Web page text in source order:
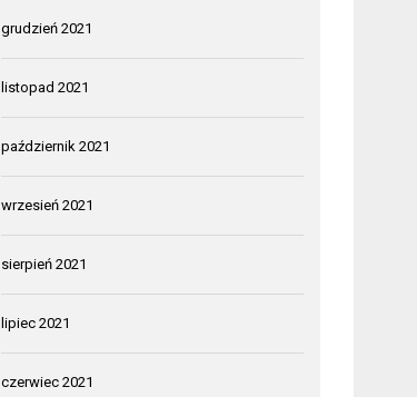
grudzień 2021
listopad 2021
październik 2021
wrzesień 2021
sierpień 2021
lipiec 2021
czerwiec 2021